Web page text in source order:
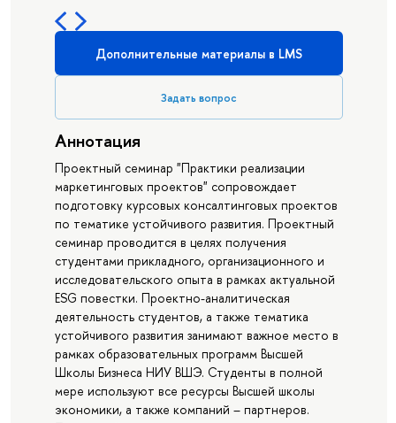
Дополнительные материалы в LMS
Задать вопрос
Аннотация
Проектный семинар "Практики реализации
маркетинговых проектов" сопровождает
подготовку курсовых консалтинговых проектов
по тематике устойчивого развития. Проектный
семинар проводится в целях получения
студентами прикладного, организационного и
исследовательского опыта в рамках актуальной
ESG повестки. Проектно-аналитическая
деятельность студентов, а также тематика
устойчивого развития занимают важное место в
рамках образовательных программ Высшей
Школы Бизнеса НИУ ВШЭ. Студенты в полной
мере используют все ресурсы Высшей школы
экономики, а также компаний – партнеров.